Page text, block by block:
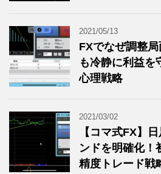
2021/05/13
FXでなぜ調整
も冷静に利益を
心理戦略
2021/03/02
【コマ式FX】
ンドを明確化！
精度トレード戦